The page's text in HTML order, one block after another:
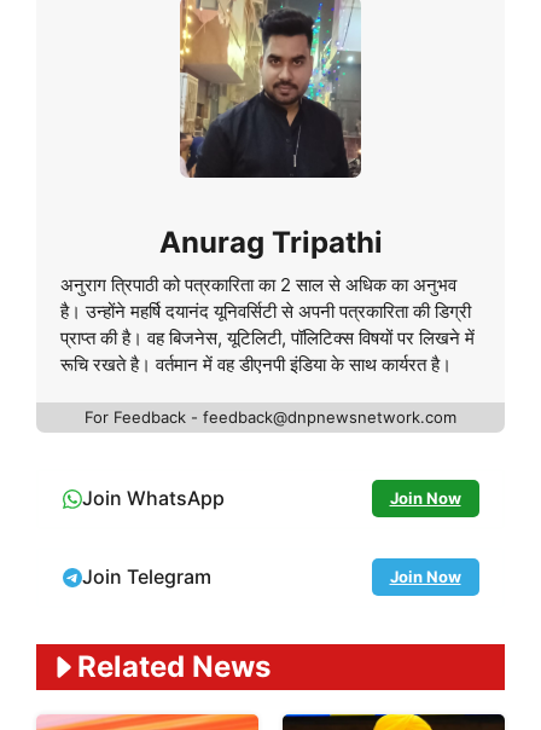
Anurag Tripathi
अनुराग त्रिपाठी को पत्रकारिता का 2 साल से अधिक का अनुभव
है। उन्होंने महर्षि दयानंद यूनिवर्सिटी से अपनी पत्रकारिता की डिग्री
प्राप्त की है। वह बिजनेस, यूटिलिटी, पॉलिटिक्स विषयों पर लिखने में
रूचि रखते है। वर्तमान में वह डीएनपी इंडिया के साथ कार्यरत है।
For Feedback - feedback@dnpnewsnetwork.com
Join WhatsApp Join Now
Join Telegram Join Now
Related News